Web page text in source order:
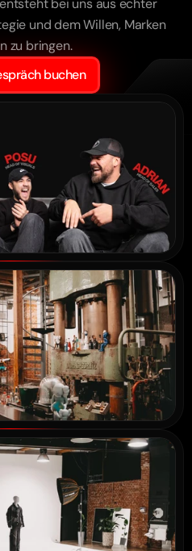
einem Level, das man
Content –
nicht einfach
jemand unsere
werk.“
bei uns aus echter
und dem Willen, Marken
zu bringen.
buchen